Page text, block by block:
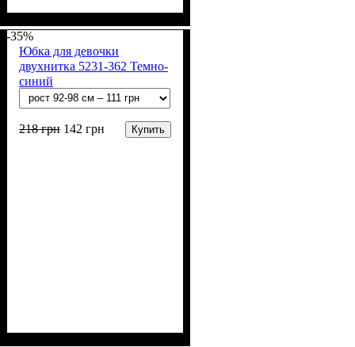
б, 6% лайкра)
-35%
Юбка для девочки
двухнитка 5231-362 Темно-
синий
218грн 142 грн Купить